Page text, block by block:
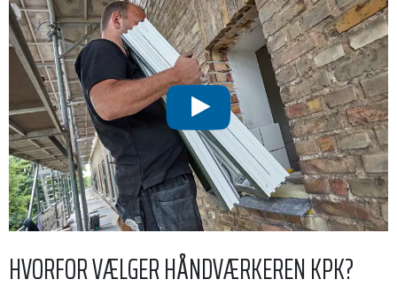
HVORFOR VÆLGER HÅNDVÆRKEREN KPK?